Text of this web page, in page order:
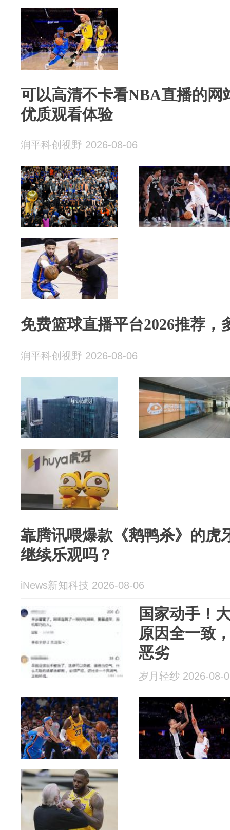
可以高清不卡看NBA直播的网
优质观看体验
润平科创视野 2026-08-06
免费篮球直播平台2026推荐，
润平科创视野 2026-08-06
靠腾讯喂爆款《鹅鸭杀》的虎
继续乐观吗？
iNews新知科技 2026-08-06
国家动手！
原因全一致
恶劣
岁月轻纱 2026-08-